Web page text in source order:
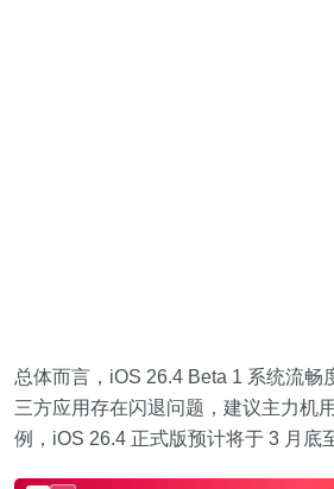
总体而言，iOS 26.4 Beta 1 系统流畅
三方应用存在闪退问题，建议主力机
例，iOS 26.4 正式版预计将于 3 月底